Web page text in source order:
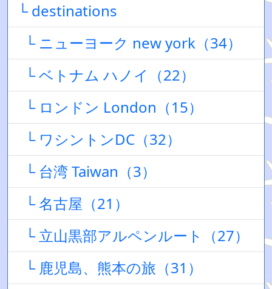
└ destinations
└ ニューヨーク new york（34）
└ ベトナム ハノイ（22）
└ ロンドン London（15）
└ ワシントンDC（32）
└ 台湾 Taiwan（3）
└ 名古屋（21）
└ 立山黒部アルペンルート（27）
└ 鹿児島、熊本の旅（31）